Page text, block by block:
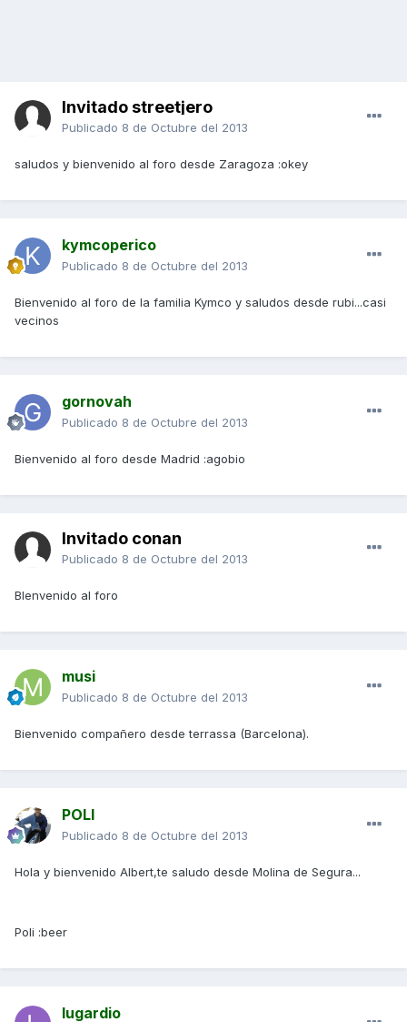
Invitado streetjero
Publicado 8 de Octubre del 2013
saludos y bienvenido al foro desde Zaragoza :okey
kymcoperico
Publicado 8 de Octubre del 2013
Bienvenido al foro de la familia Kymco y saludos desde rubi...casi
vecinos
gornovah
Publicado 8 de Octubre del 2013
Bienvenido al foro desde Madrid :agobio
Invitado conan
Publicado 8 de Octubre del 2013
BIenvenido al foro
musi
Publicado 8 de Octubre del 2013
Bienvenido compañero desde terrassa (Barcelona).
POLI
Publicado 8 de Octubre del 2013
Hola y bienvenido Albert,te saludo desde Molina de Segura...
Poli :beer
lugardio